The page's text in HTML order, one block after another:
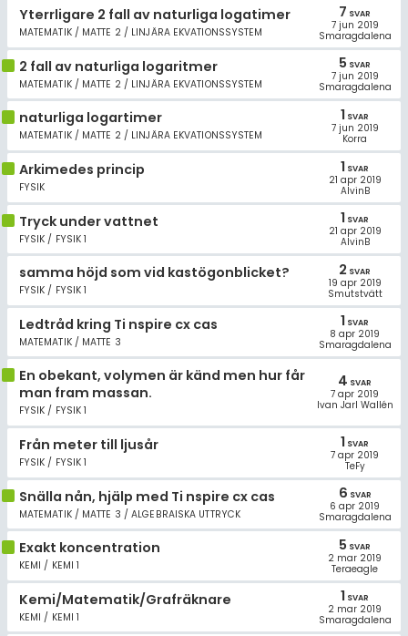
Yterrligare 2 fall av naturliga logatimer
MATEMATIK / MATTE 2 / LINJÄRA EKVATIONSSYSTEM
7 SVAR
7 jun 2019
Smaragdalena
2 fall av naturliga logaritmer
MATEMATIK / MATTE 2 / LINJÄRA EKVATIONSSYSTEM
5 SVAR
7 jun 2019
Smaragdalena
naturliga logartimer
MATEMATIK / MATTE 2 / LINJÄRA EKVATIONSSYSTEM
1 SVAR
7 jun 2019
Korra
Arkimedes princip
FYSIK
1 SVAR
21 apr 2019
AlvinB
Tryck under vattnet
FYSIK / FYSIK 1
1 SVAR
21 apr 2019
AlvinB
samma höjd som vid kastögonblicket?
FYSIK / FYSIK 1
2 SVAR
19 apr 2019
Smutstvätt
Ledtråd kring Ti nspire cx cas
MATEMATIK / MATTE 3
1 SVAR
8 apr 2019
Smaragdalena
En obekant, volymen är känd men hur får
man fram massan.
FYSIK / FYSIK 1
4 SVAR
7 apr 2019
Ivan Jarl Wallén
Från meter till ljusår
FYSIK / FYSIK 1
1 SVAR
7 apr 2019
TeFy
Snälla nån, hjälp med Ti nspire cx cas
MATEMATIK / MATTE 3 / ALGEBRAISKA UTTRYCK
6 SVAR
6 apr 2019
Smaragdalena
Exakt koncentration
KEMI / KEMI 1
5 SVAR
2 mar 2019
Teraeagle
Kemi/Matematik/Grafräknare
KEMI / KEMI 1
1 SVAR
2 mar 2019
Smaragdalena
Cookie-inställningar